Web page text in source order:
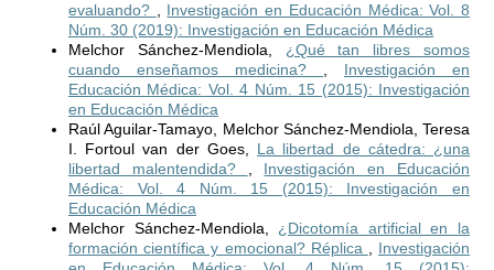
evaluando? , Investigación en Educación Médica: Vol. 8
Núm. 30 (2019): Investigación en Educación Médica
Melchor Sánchez-Mendiola, ¿Qué tan libres somos
cuando enseñamos medicina? , Investigación en
Educación Médica: Vol. 4 Núm. 15 (2015): Investigación
en Educación Médica
Raúl Aguilar-Tamayo, Melchor Sánchez-Mendiola, Teresa
I. Fortoul van der Goes, La libertad de cátedra: ¿una
libertad malentendida? , Investigación en Educación
Médica: Vol. 4 Núm. 15 (2015): Investigación en
Educación Médica
Melchor Sánchez-Mendiola, ¿Dicotomía artificial en la
formación científica y emocional? Réplica , Investigación